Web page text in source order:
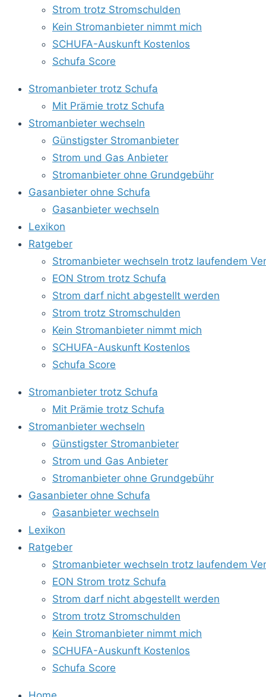
Strom trotz Stromschulden
Kein Stromanbieter nimmt mich
SCHUFA-Auskunft Kostenlos
Schufa Score
Stromanbieter trotz Schufa
Mit Prämie trotz Schufa
Stromanbieter wechseln
Günstigster Stromanbieter
Strom und Gas Anbieter
Stromanbieter ohne Grundgebühr
Gasanbieter ohne Schufa
Gasanbieter wechseln
Lexikon
Ratgeber
Stromanbieter wechseln trotz laufendem
EON Strom trotz Schufa
Strom darf nicht abgestellt werden
Strom trotz Stromschulden
Kein Stromanbieter nimmt mich
SCHUFA-Auskunft Kostenlos
Schufa Score
Stromanbieter trotz Schufa
Mit Prämie trotz Schufa
Stromanbieter wechseln
Günstigster Stromanbieter
Strom und Gas Anbieter
Stromanbieter ohne Grundgebühr
Gasanbieter ohne Schufa
Gasanbieter wechseln
Lexikon
Ratgeber
Stromanbieter wechseln trotz laufendem
EON Strom trotz Schufa
Strom darf nicht abgestellt werden
Strom trotz Stromschulden
Kein Stromanbieter nimmt mich
SCHUFA-Auskunft Kostenlos
Schufa Score